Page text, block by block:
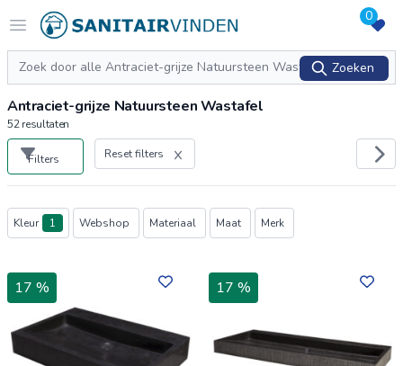
Open menu
Logo sanitairvinden.nl 0
Zoeken
Zoeken
Antraciet-grijze Natuursteen Wastafel
52resultaten
Filters Reset filters
Producten
Kleur 1 Webshop Materiaal Maat Merk
17 % 17 %